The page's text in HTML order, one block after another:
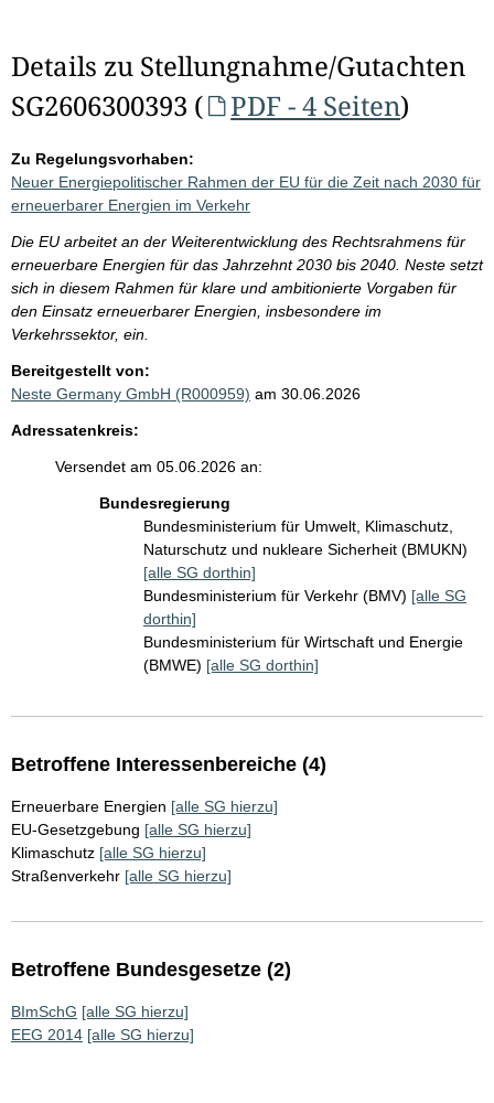
Details zu Stellungnahme/Gutachten
SG2606300393 (
PDF - 4 Seiten)
Zu Regelungsvorhaben:
Neuer Energiepolitischer Rahmen der EU für die Zeit nach 2030 für
erneuerbarer Energien im Verkehr
Die EU arbeitet an der Weiterentwicklung des Rechtsrahmens für
erneuerbare Energien für das Jahrzehnt 2030 bis 2040. Neste setzt
sich in diesem Rahmen für klare und ambitionierte Vorgaben für
den Einsatz erneuerbarer Energien, insbesondere im
Verkehrssektor, ein.
Bereitgestellt von:
Neste Germany GmbH (R000959) am 30.06.2026
Adressatenkreis:
Versendet am 05.06.2026 an:
Bundesregierung
Bundesministerium für Umwelt, Klimaschutz,
Naturschutz und nukleare Sicherheit (BMUKN)
[alle SG dorthin]
Bundesministerium für Verkehr (BMV) [alle SG
dorthin]
Bundesministerium für Wirtschaft und Energie
(BMWE) [alle SG dorthin]
Betroffene Interessenbereiche (4)
Erneuerbare Energien [alle SG hierzu]
EU-Gesetzgebung [alle SG hierzu]
Klimaschutz [alle SG hierzu]
Straßenverkehr [alle SG hierzu]
Betroffene Bundesgesetze (2)
BImSchG [alle SG hierzu]
EEG 2014 [alle SG hierzu]